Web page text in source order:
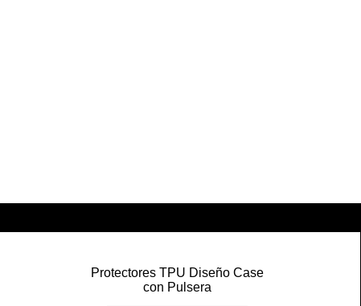
Protectores TPU Diseño Case
con Pulsera